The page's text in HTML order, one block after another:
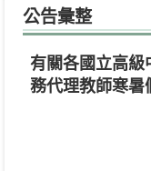
公告彙整
有關各國立高級
務代理教師寒暑